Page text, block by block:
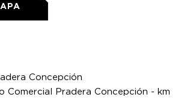
Concepción
Comercial Pradera Concepción - km